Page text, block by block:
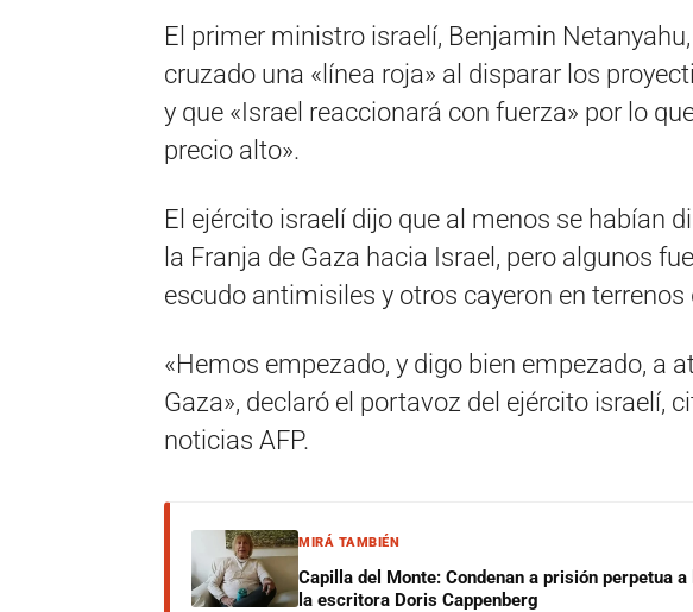
El primer ministro israelí, Benjamin
cruzado una «línea roja» al disparar los
y que «Israel reaccionará con fuerza» por lo
precio alto».
El ejército israelí dijo que al menos se habían
la Franja de Gaza hacia Israel, pero algunos
escudo antimisiles y otros cayeron en terrenos
«Hemos empezado, y digo bien empezado, a
Gaza», declaró el portavoz del ejército israelí,
noticias AFP.
MIRÁ TAMBIÉN
Capilla del Monte: Condenan a prisión perpetua
la escritora Doris Cappenberg